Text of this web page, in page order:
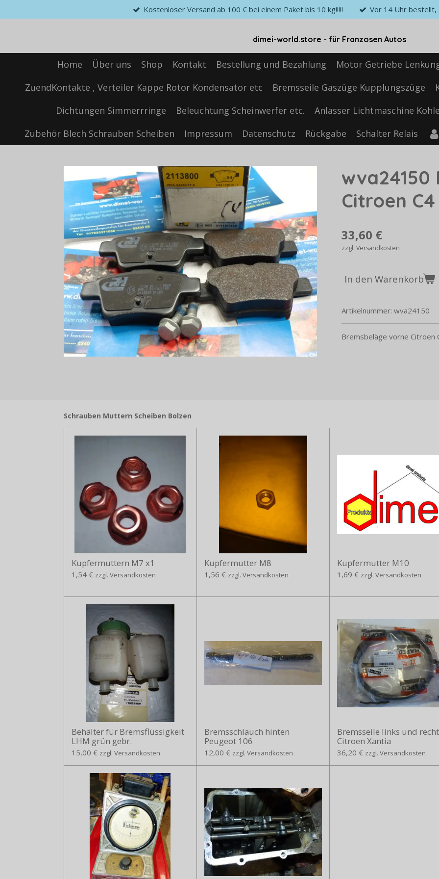
Hauptinhalt
Kostenloser Versand ab 100 € bei einem Paket bis 10 kg!!!!! Vor 14 Uhr bestellt,
dimei-world.store - für Franzosen Autos
Home Über uns Shop Kontakt Bestellung und Bezahlung
Motor Getriebe
ZuendKontakte , Verteiler Kappe Rotor Kondensator etc
Bremsseile Gaszüge Kupplungszüge
Dichtungen Simmerrringe
Beleuchtung Scheinwerfer etc.
Anlasser Lichtmaschine
Zubehör Blech Schrauben Scheiben
Impressum Datenschutz Rückgabe Schalter Relais
wva24150
Citroen C4
33,60 €
zzgl. Versandkosten
In den Warenkorb
Artikelnummer: wva24150
Bremsbeläge vorne Citroen
Schrauben Muttern Scheiben Bolzen
Kupfermuttern M7 x1
1,54 € zzgl. Versandkosten
Kupfermutter M8
1,56 € zzgl. Versandkosten
Kupfermutter M10
1,69 € zzgl. Versandkosten
Behälter für Bremsflüssigkeit
LHM grün gebr.
15,00 € zzgl. Versandkosten
Bremsschlauch hinten
Peugeot 106
12,00 € zzgl. Versandkosten
Bremsseile links und
Citroen Xantia
36,20 € zzgl. Versandkosten